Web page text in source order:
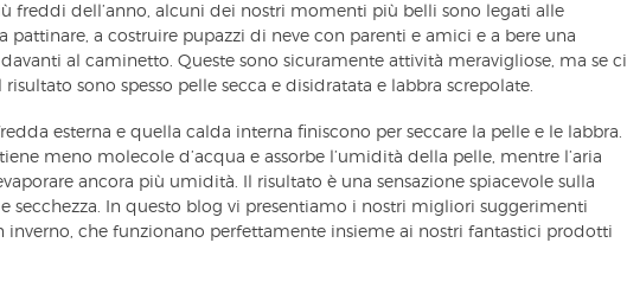
freddi dell’anno, alcuni dei nostri momenti più belli sono legati alle
pattinare, a costruire pupazzi di neve con parenti e amici e a bere una
al caminetto. Queste sono sicuramente attività meravigliose, ma se ci
sono spesso pelle secca e disidratata e labbra screpolate.
esterna e quella calda interna finiscono per seccare la pelle e le labbra.
meno molecole d’acqua e assorbe l’umidità della pelle, mentre l’aria
ancora più umidità. Il risultato è una sensazione spiacevole sulla
secchezza. In questo blog vi presentiamo i nostri migliori suggerimenti
inverno, che funzionano perfettamente insieme ai nostri fantastici prodotti